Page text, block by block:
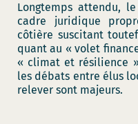
Longtemps attendu,
cadre juridique
côtière suscitant
quant au « volet
« climat et résilience
les débats entre élus
relever sont majeurs.